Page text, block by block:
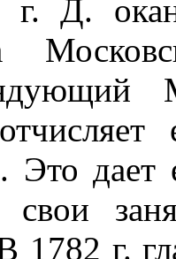
Это
свои
1782 г.